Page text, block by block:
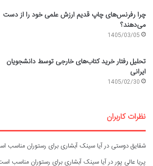
چرا رفرنس‌های چاپ قدیم ارزش علمی خود را از دست
می‌دهند؟
1405/03/05
تحلیل رفتار خرید کتاب‌های خارجی توسط دانشجویان
ایرانی
1405/02/30
نظرات کاربران
شقایق دوستی درآیا سینک آبشاری برای رستوران مناسب
پریا عالی پوردرآیا سینک آبشاری برای رستوران مناسب